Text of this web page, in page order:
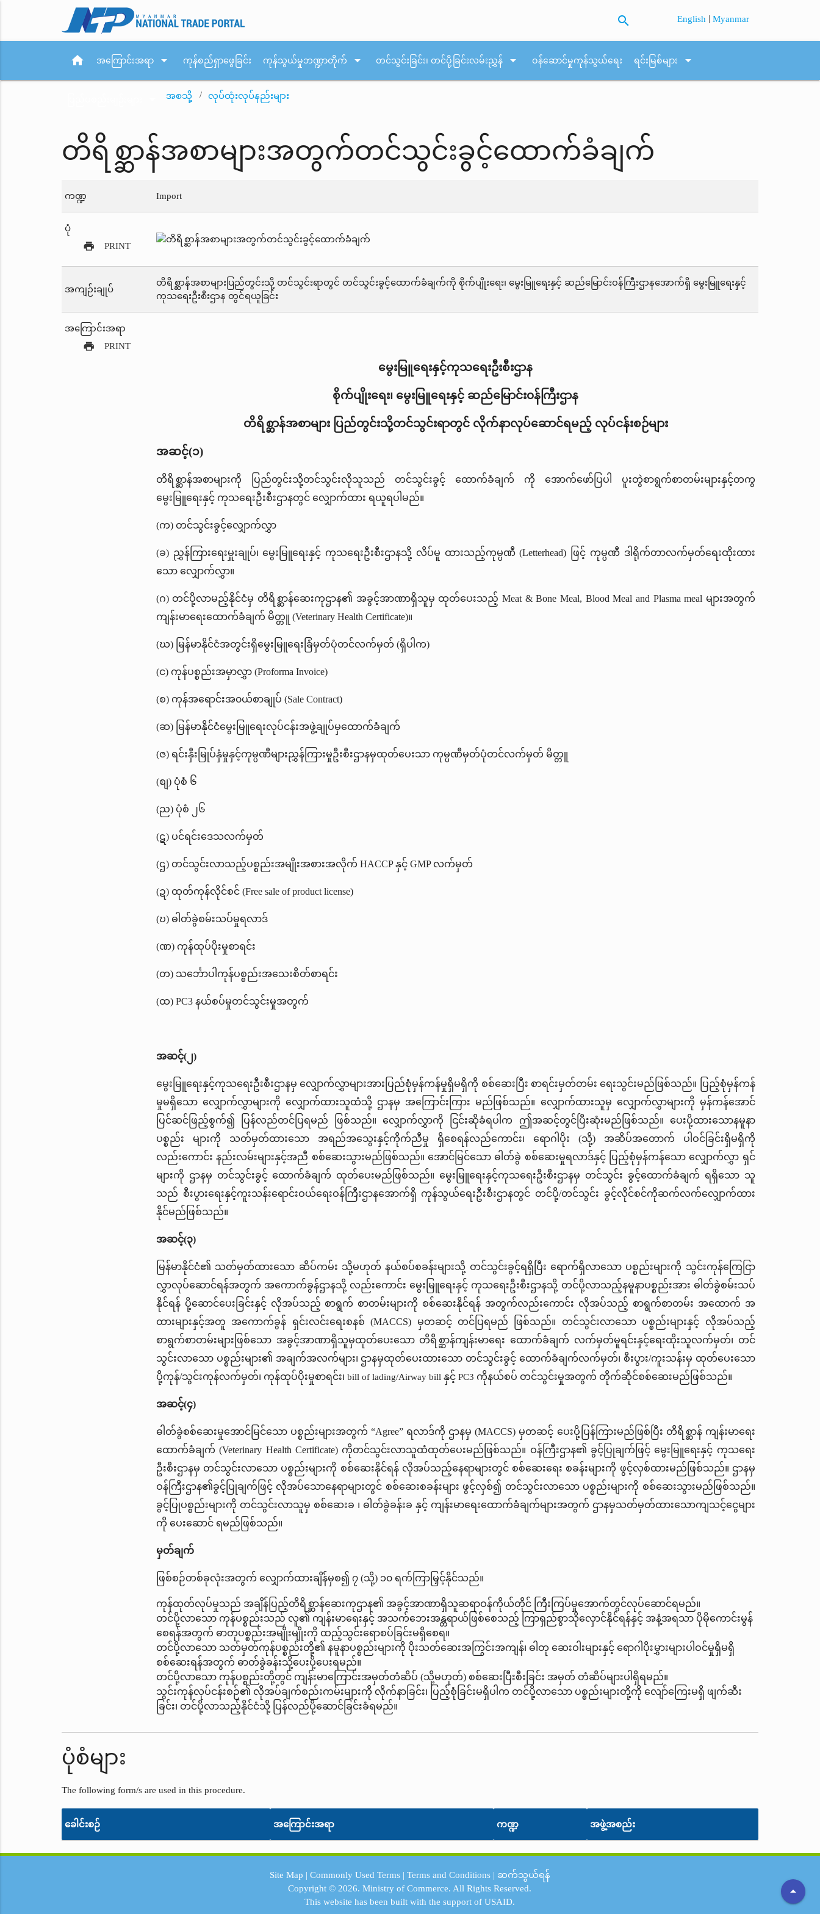
search English |Myanmar
home အကြောင်းအရာ arrow_drop_down ကုန်စည်ရှာဖွေခြင်း ကုန်သွယ်မှုဘဏ္ဍာတိုက် arrow_drop_down တင်သွင်းခြင်း၊ တင်ပို့ခြင်းလမ်းညွှန် arrow_drop_down ဝန်ဆောင်မှုကုန်သွယ်ရေး ရင်းမြစ်များ arrow_drop_down
အစသို့ လုပ်ထုံးလုပ်နည်းများ
တိရိစ္ဆာန်အစာများအတွက်တင်သွင်းခွင့်ထောက်ခံချက်
ကဏ္ဍ Import
ပုံ
print PRINT
အကျဉ်းချုပ်
တိရိစ္ဆာန်အစာများပြည်တွင်းသို့ တင်သွင်းရာတွင် တင်သွင်းခွင့်ထောက်ခံချက်ကို စိုက်ပျိုးရေး၊ မွေးမြူရေးနှင့် ဆည်မြောင်း၀န်ကြီးဌာနအောက်ရှိ မွေးမြူရေးနှင့်
ကုသရေးဦးစီးဌာန တွင်ရယူခြင်း
အကြောင်းအရာ
print PRINT
မွေးမြူရေးနှင့်ကုသရေးဦးစီးဌာန
စိုက်ပျိုးရေး၊ မွေးမြူရေးနှင့် ဆည်မြောင်း၀န်ကြီးဌာန
တိရိစ္ဆာန်အစာများ ပြည်တွင်းသို့တင်သွင်းရာတွင် လိုက်နာလုပ်ဆောင်ရမည့် လုပ်ငန်းစဉ်များ
အဆင့်(၁)
တိရိစ္ဆာန်အစာများကို ပြည်တွင်းသို့တင်သွင်းလိုသူသည် တင်သွင်းခွင့် ထောက်ခံချက် ကို အောက်ဖော်ပြပါ ပူးတွဲစာရွက်စာတမ်းများနှင့်တကွ
မွေးမြူရေးနှင့် ကုသရေးဦးစီးဌာနတွင် လျှောက်ထား ရယူရပါမည်။
(က) တင်သွင်းခွင့်လျှောက်လွှာ
(ခ) ညွှန်ကြားရေးမှူးချုပ်၊ မွေးမြူရေးနှင့် ကုသရေးဦးစီးဌာနသို့ လိပ်မူ ထားသည့်ကုမ္ပဏီ (Letterhead) ဖြင့် ကုမ္ပဏီ ဒါရိုက်တာလက်မှတ်ရေးထိုးထား
သော လျှောက်လွှာ။
(ဂ) တင်ပို့လာမည့်နိုင်ငံမှ တိရိစ္ဆာန်ဆေးကုဌာန၏ အခွင့်အာဏာရှိသူမှ ထုတ်ပေးသည့်Meat & Bone Meal, Blood Meal and Plasma meal များအတွက်
ကျန်းမာရေးထောက်ခံချက် မိတ္တူ (Veterinary Health Certificate)။
(ဃ) မြန်မာနိုင်ငံအတွင်းရှိမွေးမြူရေးခြံမှတ်ပုံတင်လက်မှတ် (ရှိပါက)
(င) ကုန်ပစ္စည်းအမှာလွှာ (Proforma Invoice)
(စ) ကုန်အရောင်းအ၀ယ်စာချုပ် (Sale Contract)
(ဆ) မြန်မာနိုင်ငံမွေးမြူရေးလုပ်ငန်းအဖွဲ့ချုပ်မှထောက်ခံချက်
(ဇ) ရင်းနှီးမြုပ်နှံမှုနှင့်ကုမ္ပဏီများညွှန်ကြားမှုဦးစီးဌာနမှထုတ်ပေးသာ ကုမ္ပဏီမှတ်ပုံတင်လက်မှတ် မိတ္တူ
(စျ) ပုံစံ ၆
(ည) ပုံစံ ၂၆
(ဋ) ပင်ရင်းဒေသလက်မှတ်
(ဌ) တင်သွင်းလာသည့်ပစ္စည်းအမျိုးအစားအလိုက် HACCP နှင့် GMP လက်မှတ်
(ဍ) ထုတ်ကုန်လိုင်စင် (Free sale of product license)
(ဎ) ဓါတ်ခွဲစမ်းသပ်မှုရလာဒ်
(ဏ) ကုန်ထုပ်ပိုးမှုစာရင်း
(တ) သ​င်္ဘောပါကုန်ပစ္စည်းအသေးစိတ်စာရင်း
(ထ) PC3 နယ်စပ်မှုတင်သွင်းမှုအတွက်
အဆင့်(၂)
မွေးမြူရေးနှင့်ကုသရေးဦးစီးဌာနမှ လျှောက်လွှာများအားပြည်စုံမှန်ကန်မှုရှိမရှိကို စစ်ဆေးပြီး စာရင်းမှတ်တမ်း ရေးသွင်းမည်ဖြစ်သည်။ ပြည့်စုံမှန်ကန်
မှုမရှိသော လျှောက်လွှာများကို လျှောက်ထားသူထံသို့ ဌာနမှ အကြောင်းကြား မည်ဖြစ်သည်။ လျှောက်ထားသူမှ လျှောက်လွှာများကို မှန်ကန်အောင်
ပြင်ဆင်ဖြည့်စွက်၍ ပြန်လည်တင်ပြရမည် ဖြစ်သည်။ လျှောက်လွှာကို ငြင်းဆိုခံရပါက ဤအဆင့်တွင်ပြီးဆုံးမည်ဖြစ်သည်။ ပေးပို့ထားသောနမူနာ
ပစ္စည်း များကို သတ်မှတ်ထားသော အရည်အသွေးနှင့်ကိုက်ညီမှု ရှိစေရန်လည်ကောင်း၊ ရောဂါပိုး (သို့) အဆိပ်အတောက် ပါဝင်ခြင်းရှိမရှိကို
လည်းကောင်း နည်းလမ်းများနှင့်အညီ စစ်ဆေးသွားမည်ဖြစ်သည်။ အောင်မြင်သော ဓါတ်ခွဲ စစ်ဆေးမှုရလာဒ်နှင့် ပြည့်စုံမှန်ကန်သော လျှောက်လွှာ ရှင်
များကို ဌာနမှ တင်သွင်းခွင့် ထောက်ခံချက် ထုတ်ပေးမည်ဖြစ်သည်။ မွေးမြူရေးနှင့်ကုသရေးဦးစီးဌာနမှ တင်သွင်း ခွင့်ထောက်ခံချက် ရရှိသော သူ
သည် စီးပွားရေးနှင့်ကူးသန်းရောင်းဝယ်ရေးဝန်ကြီးဌာနအောက်ရှိ ကုန်သွယ်ရေးဦးစီးဌာနတွင် တင်ပို့/တင်သွင်း ခွင့်လိုင်စင်ကိုဆက်လက်လျှောက်ထား
နိုင်မည်ဖြစ်သည်။
အဆင့်(၃)
မြန်မာနိုင်ငံ၏ သတ်မှတ်ထားသော ဆိပ်ကမ်း သို့မဟုတ် နယ်စပ်စခန်းများသို့ တင်သွင်းခွင့်ရရှိပြီး ရောက်ရှိလာသော ပစ္စည်းများကို သွင်းကုန်ကြေငြာ
လွှာလုပ်ဆောင်ရန်အတွက် အကောက်ခွန်ဌာနသို့ လည်းကောင်း မွေးမြူရေးနှင့် ကုသရေးဦးစီးဌာနသို့ တင်ပို့လာသည့်နမူနာပစ္စည်းအား ဓါတ်ခွဲစမ်းသပ်
နိုင်ရန် ပို့ဆောင်ပေးခြင်းနှင့် လိုအပ်သည့် စာရွက် စာတမ်းများကို စစ်ဆေးနိုင်ရန် အတွက်လည်းကောင်း လိုအပ်သည့် စာရွက်စာတမ်း အထောက် အ
ထားများနှင့်အတူ အကောက်ခွန် ရှင်းလင်းရေးစနစ် (MACCS) မှတဆင့် တင်ပြရမည် ဖြစ်သည်။ တင်သွင်းလာသော ပစ္စည်းများနှင့် လိုအပ်သည့်
စာရွက်စာတမ်းများဖြစ်သော အခွင့်အာဏာရှိသူမှထုတ်ပေးသော တိရိစ္ဆာန်ကျန်းမာရေး ထောက်ခံချက် လက်မှတ်မူရင်းနှင့်ရေးထိုးသူလက်မှတ်၊ တင်
သွင်းလာသော ပစ္စည်းများ၏ အချက်အလက်များ၊ ဌာနမှထုတ်ပေးထားသော တင်သွင်းခွင့် ထောက်ခံချက်လက်မှတ်၊ စီးပွား/ကူးသန်းမှ ထုတ်ပေးသော
ပို့ကုန်/သွင်းကုန်လက်မှတ်၊ ကုန်ထုပ်ပိုးမှုစာရင်း၊ bill of lading/Airway bill နှင့်PC3 ကိုနယ်စပ် တင်သွင်းမှုအတွက် တိုက်ဆိုင်စစ်ဆေးမည်ဖြစ်သည်။
အဆင့်(၄)
ဓါတ်ခွဲစစ်ဆေးမှုအောင်မြင်သော ပစ္စည်းများအတွက် “Agree” ရလာဒ်ကို ဌာနမှ (MACCS) မှတဆင့် ပေးပို့ပြန်ကြားမည်ဖြစ်ပြီး တိရိစ္ဆာန် ကျန်းမာရေး
ထောက်ခံချက် (Veterinary Health Certificate) ကိုတင်သွင်းလာသူထံထုတ်ပေးမည်ဖြစ်သည်။ ဝန်ကြီးဌာန၏ ခွင့်ပြုချက်ဖြင့် မွေးမြူရေးနှင့် ကုသရေး
ဦးစီးဌာနမှ တင်သွင်းလာသော ပစ္စည်းများကို စစ်ဆေးနိုင်ရန် လိုအပ်သည့်နေရာများတွင် စစ်ဆေးရေး စခန်းများကို ဖွင့်လှစ်ထားမည်ဖြစ်သည်။ ဌာနမှ
ဝန်ကြီးဌာန၏ခွင့်ပြုချက်ဖြင့် လိုအပ်သောနေရာများတွင် စစ်ဆေးစခန်းများ ဖွင့်လှစ်၍ တင်သွင်းလာသော ပစ္စည်းများကို စစ်ဆေးသွားမည်ဖြစ်သည်။
ခွင့်ပြုပစ္စည်းများကို တင်သွင်းလာသူမှ စစ်ဆေးခ ၊ ဓါတ်ခွဲခန်းခ နှင့် ကျန်းမာရေးထောက်ခံချက်များအတွက် ဌာနမှသတ်မှတ်ထားသောကျသင့်ငွေများ
ကို ပေးဆောင် ရမည်ဖြစ်သည်။
မှတ်ချက်
ဖြစ်စဉ်တစ်ခုလုံးအတွက် လျှောက်ထားချိန်မှစ၍ ၇ (သို့) ၁၀ ရက်ကြာမြှင့်နိုင်သည်။
ကုန်ထုတ်လုပ်မှုသည် အချိန်ပြည့်တိရိစ္ဆာန်ဆေးကုဌာန၏ အခွင့်အာဏာရှိသူဆရာဝန်ကိုယ်တိုင် ကြီးကြပ်မှုအောက်တွင်လုပ်ဆောင်ရမည်။
တင်ပို့လာသော ကုန်ပစ္စည်းသည် လူ၏ ကျန်းမာရေးနှင့် အသက်ဘေးအန္တရာယ်ဖြစ်စေသည့် ကြာရှည်စွာသိုလှောင်နိုင်ရန်နှင့် အနံ့အရသာ ပိုမိုကောင်းမွန်
စေရန်အတွက် ဓာတုပစ္စည်းအမျိုးမျိုးကို ထည့်သွင်းရောစပ်ခြင်းမရှိစေရ။
တင်ပို့လာသော သတ်မှတ်ကုန်ပစ္စည်းတို့၏ နမူနာပစ္စည်းများကို ပိုးသတ်ဆေးအကြွင်းအကျန်၊ ဓါတု ဆေးဝါးများနှင့် ရောဂါပိုးမွှားများပါဝင်မှုရှိမရှိ
စစ်ဆေးရန်အတွက် ဓာတ်ခွဲခန်းသို့ပေးပို့ပေးရမည်။
တင်ပို့လာသော ကုန်ပစ္စည်းတို့တွင် ကျန်းမာကြောင်းအမှတ်တံဆိပ် (သို့မဟုတ်) စစ်ဆေးပြီးစီးခြင်း အမှတ် တံဆိပ်များပါရှိရမည်။
သွင်းကုန်လုပ်ငန်းစဉ်၏ လိုအပ်ချက်စည်းကမ်းများကို လိုက်နာခြင်း၊ ပြည့်စုံခြင်းမရှိပါက တင်ပို့လာသော ပစ္စည်းများတို့ကို လျော်ကြေးမရှိ ဖျက်ဆီး
ခြင်း၊ တင်ပို့လာသည့်နိုင်ငံသို့ ပြန်လည်ပို့ဆောင်ခြင်းခံရမည်။
ပုံစံများ
The following form/s are used in this procedure.
ခေါင်းစဉ် အကြောင်းအရာ ကဏ္ဍ အဖွဲ့အစည်း
arrow_drop_up
Site Map | Commonly Used Terms| Terms and Conditions| ဆက်သွယ်ရန်
Copyright © 2026.Ministry of Commerce. All Rights Reserved.
This website has been built with the support ofUSAID.